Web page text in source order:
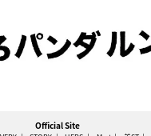
Official Site